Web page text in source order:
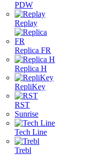
PDW
Replay
Replica FR
Replica H
RepliKey
RST
Sunrise
Tech Line
Trebl